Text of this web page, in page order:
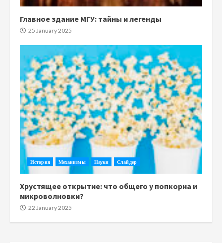
Главное здание МГУ: тайны и легенды
25 January 2025
История Механизмы Науки Слайдер
Хрустящее открытие: что общего у попкорна и
микроволновки?
22 January 2025